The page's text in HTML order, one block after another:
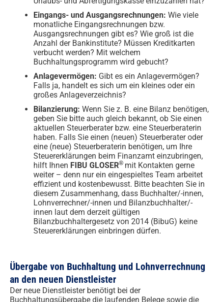
Eingangs- und Ausgangsrechnungen: Wie viele
monatliche Eingangsrechnungen bzw.
Ausgangsrechnungen gibt es? Wie groß ist die
Anzahl der Bankinstitute? Müssen Kreditkarten
verbucht werden? Mit welchem
Buchhaltungsprogramm wird gebucht?
Anlagevermögen: Gibt es ein Anlagevermögen?
Falls ja, handelt es sich um ein kleines oder ein
großes Anlageverzeichnis?
Bilanzierung: Wenn Sie z. B. eine Bilanz benötigen,
geben Sie bitte auch gleich bekannt, ob Sie einen
aktuellen Steuerberater bzw. eine Steuerberaterin
haben. Falls Sie einen (neuen) Steuerberater oder
eine (neue) Steuerberaterin benötigen, um Ihre
Steuererklärungen beim Finanzamt einzubringen,
hilft Ihnen FIBU GLOSER® mit Kontakten gerne
weiter – denn nur ein eingespieltes Team arbeitet
effizient und kostenbewusst. Bitte beachten Sie in
diesem Zusammenhang, dass Buchhalter/-innen,
Lohnverrechner/-innen und Bilanzbuchhalter/-
innen laut dem derzeit gültigen
Bilanzbuchhaltergesetz von 2014 (BibuG) keine
Steuererklärungen einbringen dürfen.
Übergabe von Buchhaltung und Lohnverrechnung
an den neuen Dienstleister
Der neue Dienstleister benötigt bei der
Buchhaltungsübergabe die laufenden Belege sowie die